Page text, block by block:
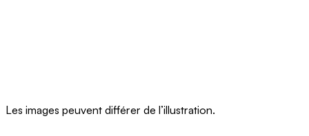
Les images peuvent différer de l’illustration.